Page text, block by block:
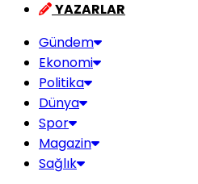
YAZARLAR
Gündem
Ekonomi
Politika
Dünya
Spor
Magazin
Sağlık